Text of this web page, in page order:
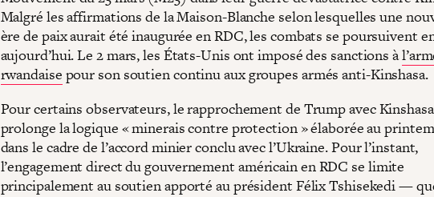
Malgré les affirmations de la Maison-Blanche selon lesquelles une
ère de paix aurait été inaugurée en RDC, les combats se poursuivent
aujourd’hui. Le 2 mars, les États-Unis ont imposé des sanctions à
rwandaise pour son soutien continu aux groupes armés anti-Kinshasa.
Pour certains observateurs, le rapprochement de Trump avec Kinshasa
prolonge la logique « minerais contre protection » élaborée au
dans le cadre de l’accord minier conclu avec l’Ukraine. Pour l’instant,
l’engagement direct du gouvernement américain en RDC se limite
principalement au soutien apporté au président Félix Tshisekedi —